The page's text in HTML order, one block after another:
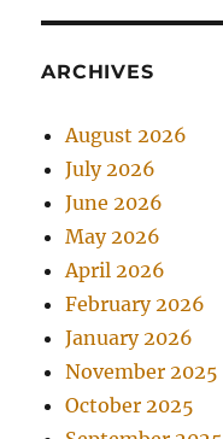
ARCHIVES
August 2026
July 2026
June 2026
May 2026
April 2026
February 2026
January 2026
November 2025
October 2025